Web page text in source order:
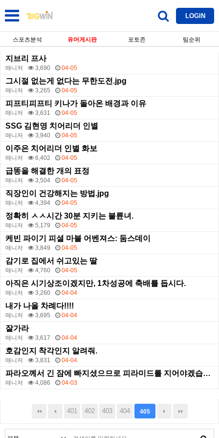
LOGIN
스포츠분석 유머게시판 포토존 팀순위
지브리 프사
매니저 3,690 04-05
그시절 없는게 없다는 무한도전.jpg
매니저 3,265 04-05
피프티피프티 키나가 돌아온 배경과 이유
매니저 3,631 04-05
SSG 김현영 치어리더 인별
매니저 3,940 04-05
이주은 치어리더 인별 화보
매니저 6,402 04-05
급똥을 해결한 개의 표정
매니저 3,504 04-05
직장인이 건강해지는 방법.jpg
매니저 4,394 04-05
정확히 ㅅㅅ시간 30분 지키는 불륜녀.
매니저 5,179 04-05
케빈 파이기 피셜 마블 어벤져스: 둠스데이
매니저 3,849 04-05
감기로 집에서 쉬고있는 딸
매니저 4,760 04-05
아직은 시기상조이겠지만, 1차성공에 축배를 듭시다.
매니저 3,260 04-04
내가 나올 차례다!!!!
매니저 3,695 04-04
잘가라
매니저 3,617 04-04
호감인지 착각인지 알려줘.
매니저 3,831 04-04
파라오께서 긴 잠에 빠지셨으므로 피라미드를 지어야겠습니다.
매니저 4,086 04-03
401 402 403 404 405